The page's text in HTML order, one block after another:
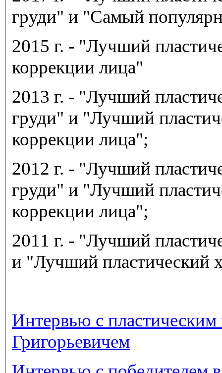
груди" и "Самый
2015 г. - "Лучший
коррекции лица"
2013 г. - "Лучший
груди" и "Лучший
коррекции лица";
2012 г. - "Лучший
груди" и "Лучший
коррекции лица";
2011 г. - "Лучший
и "Лучший пластический
Интервью с
Григорьевичем